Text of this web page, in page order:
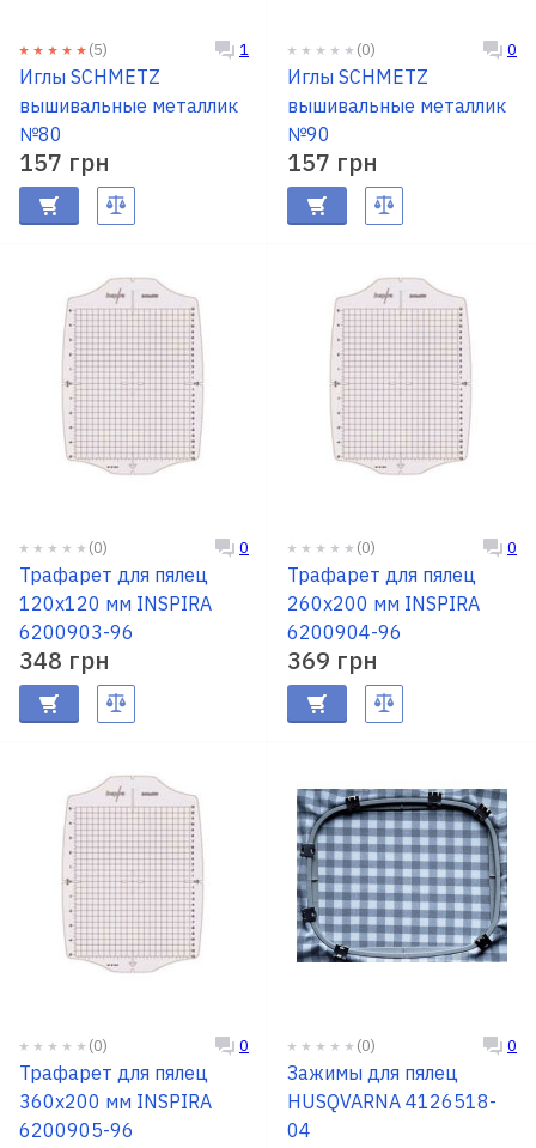
(5) 1
Иглы SCHMETZ
вышивальные металлик
№80
157 грн
(0) 0
Иглы SCHMETZ
вышивальные металлик
№90
157 грн
(0) 0
Трафарет для пялец
120х120 мм INSPIRA
6200903-96
348 грн
(0) 0
Трафарет для пялец
260х200 мм INSPIRA
6200904-96
369 грн
(0) 0
Трафарет для пялец
360х200 мм INSPIRA
6200905-96
(0) 0
Зажимы для пялец
HUSQVARNA 4126518-
04